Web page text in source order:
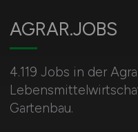
AGRAR.JOBS
4.119 Jobs in der
Gartenbau.